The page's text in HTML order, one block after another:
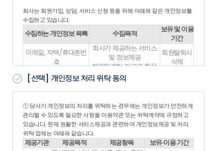
법 및 기타 관련법령의 약관에 의합니다.
제4조 (용어의 정의)
1. 본 약관에서 사용하는 용어의 정의는 다음과 같습니다.
- “회원”이라 함은 회사의 “서비스”에 접속하여 이 약관에 따라
“회사”와 이용계약을 체결하고 “회사”가 제공하는 “서비스”를 이
용하는 고객을 말합니다.
- “아이디(ID)”라 함은 “회원”의 식별과 “서비스” 이용을 위하여
“회원”이 정하고 “회사”가 승인하는 문자와 숫자의 조합을 의미
“회원”임을 확인하고 비밀보호를 위해 “회원” 자신이 정한 문자
또는 숫자의 조합을 의미합니다.
- “서비스”라 함은 구현되는 단말기(PC, TV, 휴대형단말기 등의
각종 유무선 장치를 포함)와 상관없이 “회원”이 이용할 수 있는
홈페이지 내 제반 서비스를 의미합니다.
거부 시 대방건설(주)의 서비스가 제한되며, 동의를 해주셔야 서비스를
이용하실수 있습니다.
회사는 회원가입, 상담, 서비스 신청 등을 위해 아래와 같은 개인정보를
수집하고 있습니다.
수집하는 개인정보 목록 수집목적
보유 및 이용
기간
이메일, 자택/휴대폰번
호
회사가 제공하는 서비스
및 정보제공
텔레마케팅 자료로 활용
회원탈퇴시
삭제
이름, ID, 주소, 이메일,
휴대폰번호
고객상담, 고객민원 접수/
능합니다.
※ 보존근거: 전자상거래 등에서의 소비자 보호에 관한 법률 시행령 제
6조4
[선택] 개인정보 처리 위탁 동의
① 당사가 개인정보의 처리를 위탁하는 경우에는 개인정보가 안전하게
관리될 수 있도록 필요한 사항을 이용약관 또는 위탁계약에 규정하고
있습니다. 현재 원활한 서비스제공과 관련하여 개인정보제공 및 처리
위탁 업체는 아래와 같습니다.
제공기관 제공목적 제공항목
보유·이용 기간